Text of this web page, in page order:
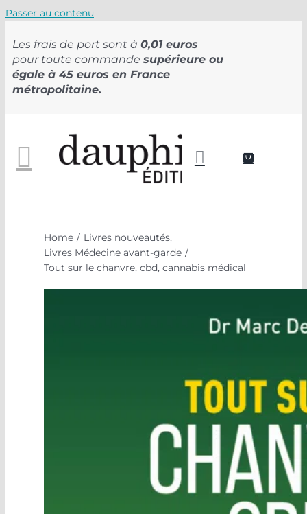
Passer au contenu
Les frais de port sont à 0,01 euros
pour toute commande supérieure ou
égale à 45 euros en France
métropolitaine.
Home
Livres nouveautés
Livres Médecine avant-garde
Tout sur le chanvre, cbd, cannabis médical